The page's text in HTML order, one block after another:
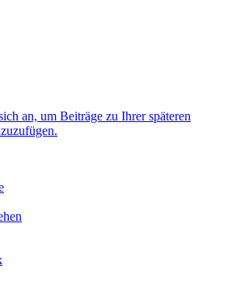
an, um Beiträge zu Ihrer späteren